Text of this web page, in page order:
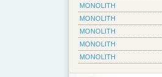
MONOLITH
MONOLITH
MONOLITH
MONOLITH
MONOLITH